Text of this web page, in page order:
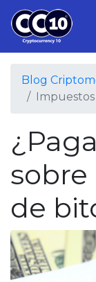
Blog
sobre
de